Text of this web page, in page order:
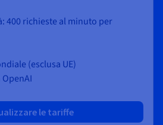
400 richieste al minuto per
(esclusa UE)
le tariffe